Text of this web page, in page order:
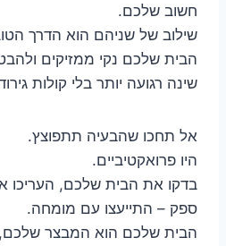
חשוב שלכם.
שילוב של שניהם הוא הדרך
הבית שלכם נקי ממזיקים
שינה רגועה יותר בלי קולות
אל תחכו שהבעיה תתפוצץ.
היו פרואקטיביים.
בדקו את הבית שלכם,
ספק – התייעצו עם מומחה.
הבית שלכם הוא המבצר שלכם,